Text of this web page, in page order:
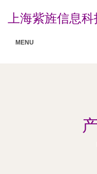
上海紫旌信息
MENU